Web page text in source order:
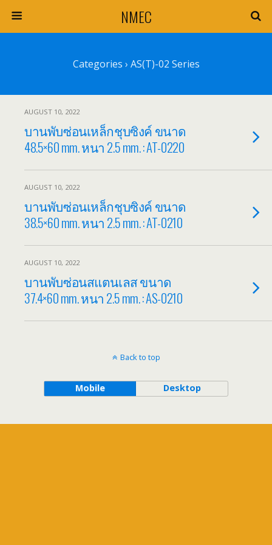
NMEC
Categories › AS(T)-02 Series
AUGUST 10, 2022
บานพับซ่อนเหล็กชุบซิงค์ ขนาด
48.5×60 mm. หนา 2.5 mm. : AT-0220
AUGUST 10, 2022
บานพับซ่อนเหล็กชุบซิงค์ ขนาด
38.5×60 mm. หนา 2.5 mm. : AT-0210
AUGUST 10, 2022
บานพับซ่อนสแตนเลส ขนาด
37.4×60 mm. หนา 2.5 mm. : AS-0210
Back to top
Mobile Desktop